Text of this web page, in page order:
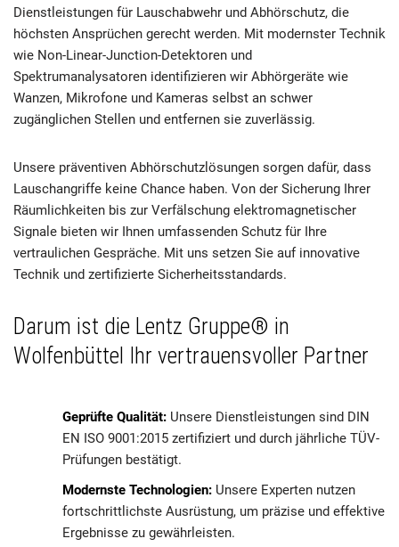
Dienstleistungen für Lauschabwehr und Abhörschutz, die
höchsten Ansprüchen gerecht werden. Mit modernster Technik
wie Non-Linear-Junction-Detektoren und
Spektrumanalysatoren identifizieren wir Abhörgeräte wie
Wanzen, Mikrofone und Kameras selbst an schwer
zugänglichen Stellen und entfernen sie zuverlässig.
Unsere präventiven Abhörschutzlösungen sorgen dafür, dass
Lauschangriffe keine Chance haben. Von der Sicherung Ihrer
Räumlichkeiten bis zur Verfälschung elektromagnetischer
Signale bieten wir Ihnen umfassenden Schutz für Ihre
vertraulichen Gespräche. Mit uns setzen Sie auf innovative
Technik und zertifizierte Sicherheitsstandards.
Darum ist die Lentz Gruppe® in
Wolfenbüttel Ihr vertrauensvoller Partner
Geprüfte Qualität: Unsere Dienstleistungen sind DIN
EN ISO 9001:2015 zertifiziert und durch jährliche TÜV-
Prüfungen bestätigt.
Modernste Technologien: Unsere Experten nutzen
fortschrittlichste Ausrüstung, um präzise und effektive
Ergebnisse zu gewährleisten.